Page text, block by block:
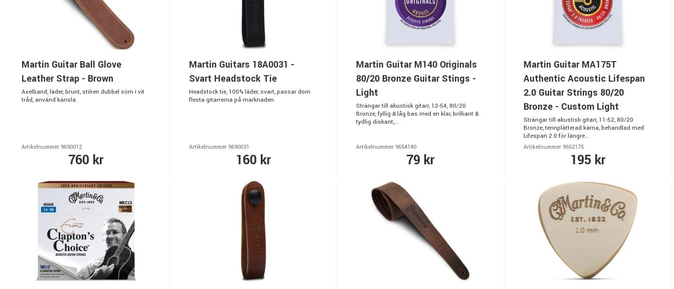
Martin Guitar Ball Glove
Leather Strap - Brown
Axelband, läder, brunt, stilren dubbel söm i vit
tråd, använd känsla.
Artikelnummer 9690012
760 kr
Martin Guitars 18A0031 -
Svart Headstock Tie
Headstock tie, 100% läder, svart, passar dom
flesta gitarrerna på marknaden.
Artikelnummer 9690031
160 kr
Martin Guitar M140 Originals
80/20 Bronze Guitar Stings -
Light
Strängar till akustisk gitarr, 12-54, 80/20
Bronze, fyllig & låg bas med en klar, brilliant &
tydlig diskant,...
Artikelnummer 9654140
79 kr
Martin Guitar MA175T
Authentic Acoustic Lifespan
2.0 Guitar Strings 80/20
Bronze - Custom Light
Strängar till akustisk gitarr, 11-52, 80/20
Bronze, tennplätterad kärna, behandlad med
Lifespan 2.0 för längre...
Artikelnummer 9652175
195 kr